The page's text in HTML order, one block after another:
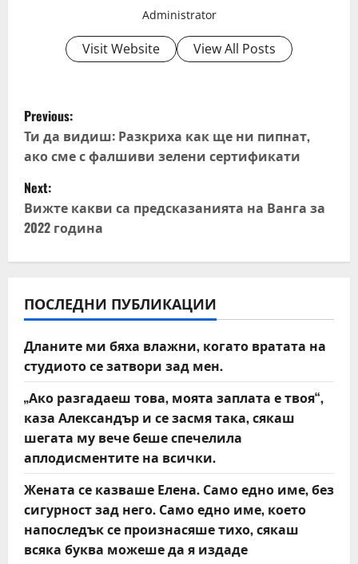
Administrator
Visit Website View All Posts
P
o
s
t
n
v
i
g
a
t
i
o
n
Previous:
Ти да видиш: Разкриха как ще ни пипнат,
ако сме с фалшиви зелени сертификати
Next:
Вижте какви са предсказанията на Ванга за
2022 година
ПОСЛЕДНИ ПУБЛИКАЦИИ
Дланите ми бяха влажни, когато вратата на
студиото се затвори зад мен.
„Ако разгадаеш това, моята заплата е твоя“,
каза Александър и се засмя така, сякаш
шегата му вече беше спечелила
аплодисментите на всички.
Жената се казваше Елена. Само едно име, без
сигурност зад него. Само едно име, което
напоследък се произнасяше тихо, сякаш
всяка буква можеше да я издаде